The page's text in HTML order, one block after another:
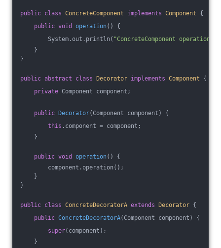
public class ConcreteComponent implements Component
{
public void operation()
{
System.out.println( "ConcreteComponent operation"
}
}
public abstract class Decorator implements Component
{
private Component component;
public Decorator(Component component)
{
this .component = component;
}
public void operation()
{
component.operation();
}
}
public class ConcreteDecoratorA extends Decorator {
public ConcreteDecoratorA(Component component)
{
super(component);
}